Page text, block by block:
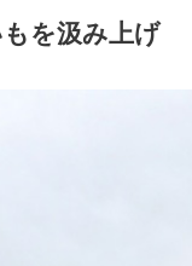
を汲み上げ